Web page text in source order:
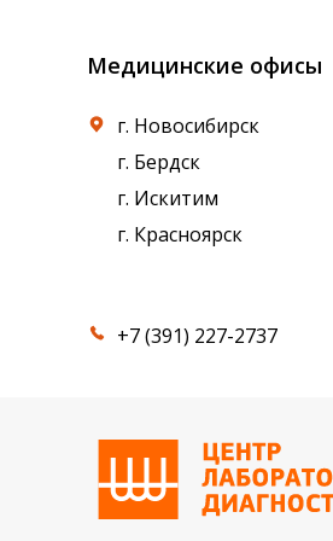
Медицинские офисы
г. Новосибирск
г. Бердск
г. Искитим
г. Красноярск
+7 (391) 227-2737